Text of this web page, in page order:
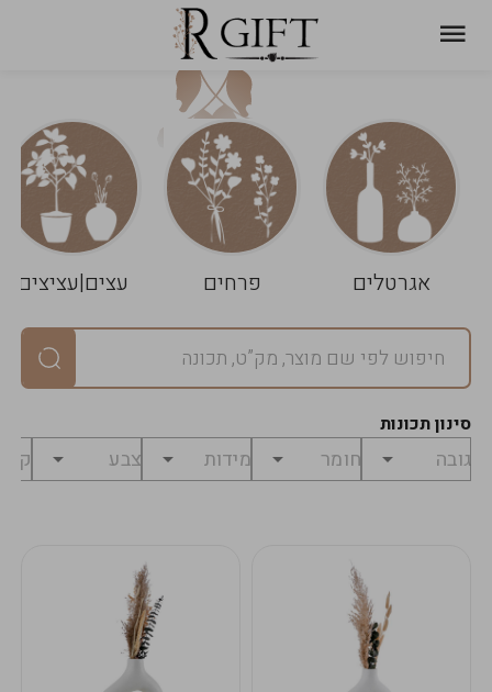
אגרטלים פרחים עצים|עציצים
סינון תכונות
עגלת
שלך
ניקוי
הסל
במארז
מחיר
לפני
₪0
לתשלום